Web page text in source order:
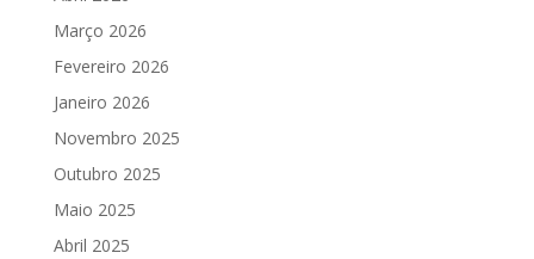
Março 2026
Fevereiro 2026
Janeiro 2026
Novembro 2025
Outubro 2025
Maio 2025
Abril 2025